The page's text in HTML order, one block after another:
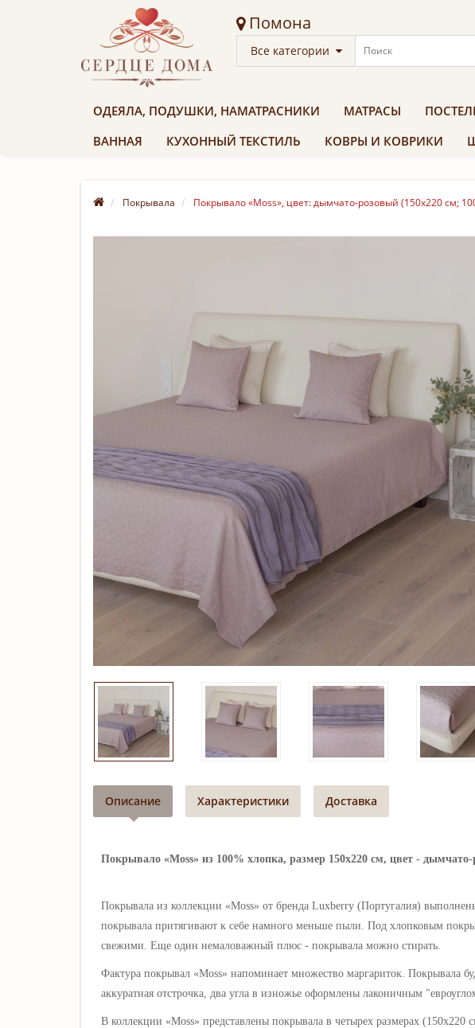
Помона
Все категории
ОДЕЯЛА, ПОДУШКИ, НАМАТРАСНИКИ МАТРАСЫ
ВАННАЯ
КУХОННЫЙ ТЕКСТИЛЬ КОВРЫ И КОВРИКИ
Покрывала Покрывало «Moss», цвет: дымчато-розовый (150х220 см;
Описание Характеристики Доставка
Покрывало «Moss» из 100% хлопка, размер 150х220 см, цвет -
Покрывала из коллекции «Moss» от бренда Luxberry (Португалия)
покрывала притягивают к себе намного меньше пыли. Под хлопковым
свежими. Еще один немаловажный плюс - покрывала можно стирать.
Фактура покрывал «Moss» напоминает множество маргариток. Покрывала
аккуратная отстрочка, два угла в изножье оформлены лаконичным
В коллекции «Moss» представлены покрывала в четырех размерах (150х220